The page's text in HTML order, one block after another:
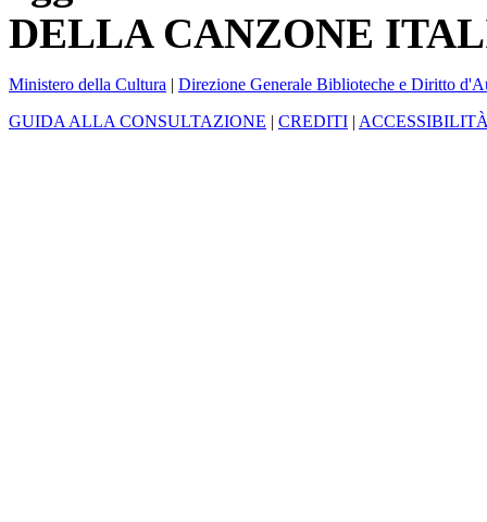
DELLA CANZONE
Ministero della Cultura | Direzione Generale Biblioteche e Diritto
GUIDA ALLA CONSULTAZIONE | CREDITI |